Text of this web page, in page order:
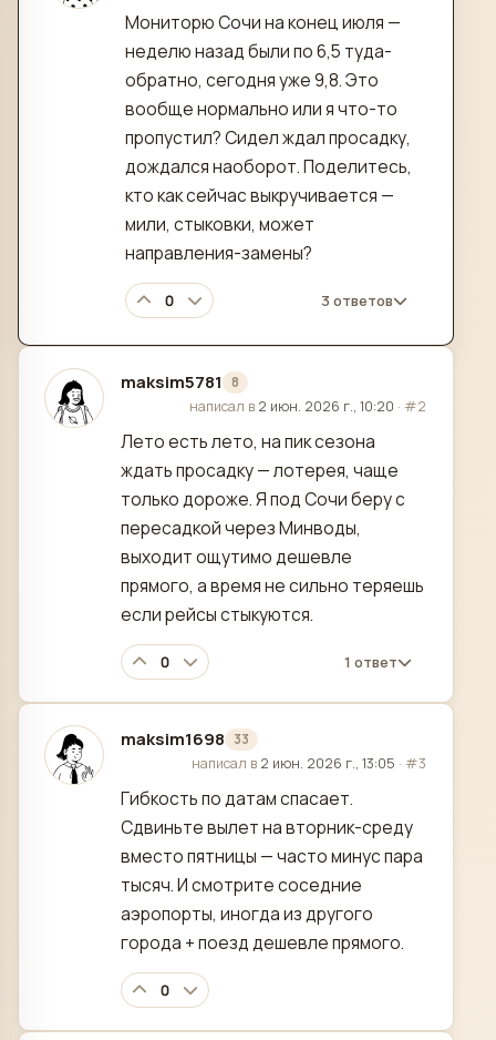
Мониторю Сочи на конец июля —
неделю назад были по 6,5 туда-
обратно, сегодня уже 9,8. Это
вообще нормально или я что-то
пропустил? Сидел ждал просадку,
дождался наоборот. Поделитесь,
кто как сейчас выкручивается —
мили, стыковки, может
направления-замены?
0 3 ответов
maksim5781 8
отредактировано
написал в 2 июн. 2026 г., 10:20 · #2
Лето есть лето, на пик сезона
ждать просадку — лотерея, чаще
только дороже. Я под Сочи беру с
пересадкой через Минводы,
выходит ощутимо дешевле
прямого, а время не сильно теряешь
если рейсы стыкуются.
0 1 ответ
maksim1698 33
отредактировано
написал в 2 июн. 2026 г., 13:05 · #3
Гибкость по датам спасает.
Сдвиньте вылет на вторник-среду
вместо пятницы — часто минус пара
тысяч. И смотрите соседние
аэропорты, иногда из другого
города + поезд дешевле прямого.
0